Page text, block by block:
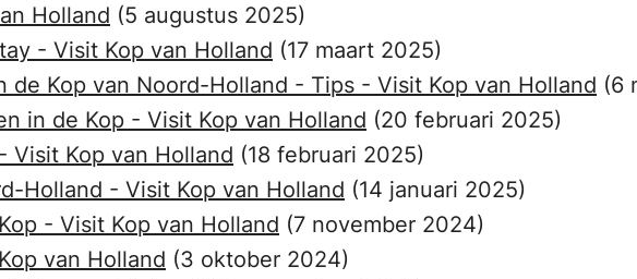
Holland (5 augustus 2025)
- Visit Kop van Holland (17 maart 2025)
de Kop van Noord-Holland - Tips - Visit Kop van Holland (6
in de Kop - Visit Kop van Holland (20 februari 2025)
Visit Kop van Holland (18 februari 2025)
Holland - Visit Kop van Holland (14 januari 2025)
- Visit Kop van Holland (7 november 2024)
van Holland (3 oktober 2024)